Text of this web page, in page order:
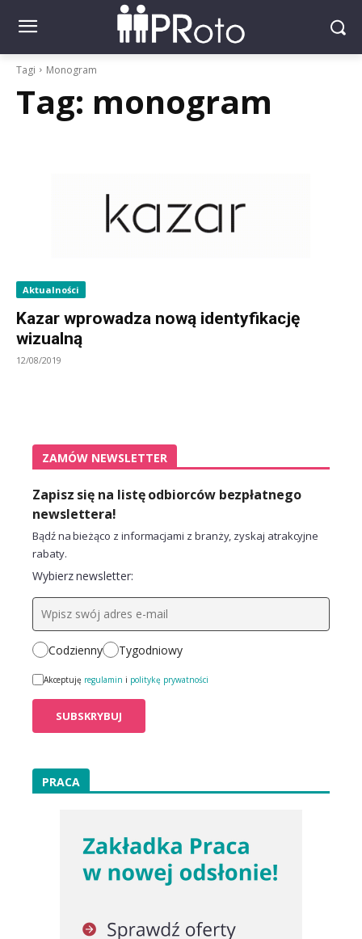
Tagi Monogram
Tag: monogram
Aktualności
Kazar wprowadza nową identyfikację
wizualną
12/08/2019
ZAMÓW NEWSLETTER
Zapisz się na listę odbiorców bezpłatnego
newslettera!
Bądź na bieżąco z informacjami z branży, zyskaj atrakcyjne
rabaty.
Wybierz newsletter:
Codzienny Tygodniowy
Akceptuję regulamin i politykę prywatności
PRACA